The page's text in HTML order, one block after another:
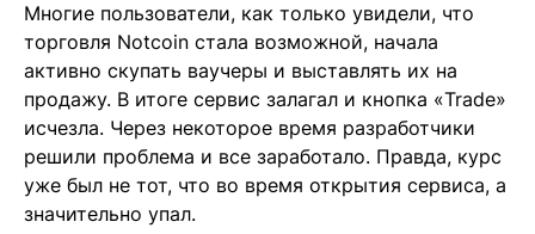
Многие пользователи, как только увидели, что
торговля Notcoin стала возможной, начала
активно скупать ваучеры и выставлять их на
продажу. В итоге сервис залагал и кнопка «Trade»
исчезла. Через некоторое время разработчики
решили проблема и все заработало. Правда, курс
уже был не тот, что во время открытия сервиса, а
значительно упал.